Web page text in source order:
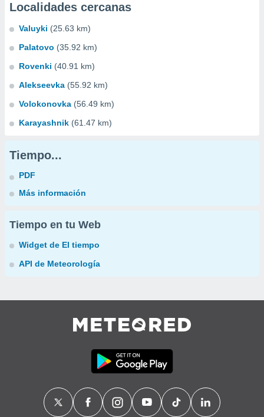
Localidades cercanas
Valuyki (25.63 km)
Palatovo (35.92 km)
Rovenki (40.91 km)
Alekseevka (55.92 km)
Volokonovka (56.49 km)
Karayashnik (61.47 km)
Tiempo...
PDF
Más información
Tiempo en tu Web
Widget de El tiempo
API de Meteorología